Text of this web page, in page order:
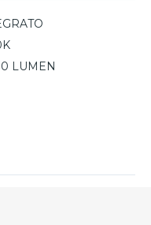
ideale sia come
altre unità per creare
La Band Diodi
imbattibile per
LUMEN